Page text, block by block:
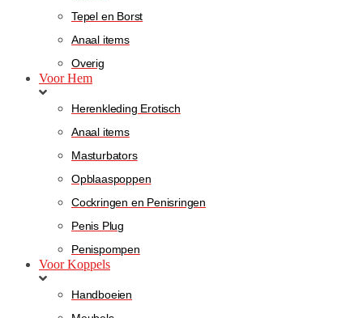
Tepel en Borst
Anaal items
Overig
Voor Hem
Herenkleding Erotisch
Anaal items
Masturbators
Opblaaspoppen
Cockringen en Penisringen
Penis Plug
Penispompen
Voor Koppels
Handboeien